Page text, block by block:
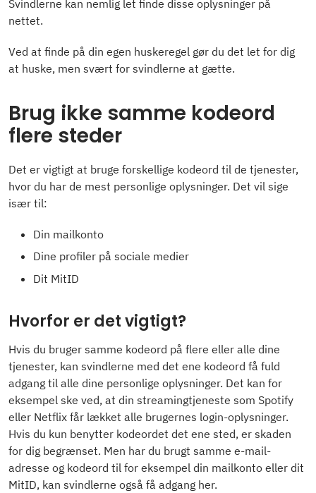
Svindlerne kan nemlig let finde disse oplysninger på
nettet.
Ved at finde på din egen huskeregel gør du det let for dig
at huske, men svært for svindlerne at gætte.
Brug ikke samme kodeord
flere steder
Det er vigtigt at bruge forskellige kodeord til de tjenester,
hvor du har de mest personlige oplysninger. Det vil sige
især til:
Din mailkonto
Dine profiler på sociale medier
Dit MitID
Hvorfor er det vigtigt?
Hvis du bruger samme kodeord på flere eller alle dine
tjenester, kan svindlerne med det ene kodeord få fuld
adgang til alle dine personlige oplysninger. Det kan for
eksempel ske ved, at din streamingtjeneste som Spotify
eller Netflix får lækket alle brugernes login-oplysninger.
Hvis du kun benytter kodeordet det ene sted, er skaden
for dig begrænset. Men har du brugt samme e-mail-
adresse og kodeord til for eksempel din mailkonto eller dit
MitID, kan svindlerne også få adgang her.